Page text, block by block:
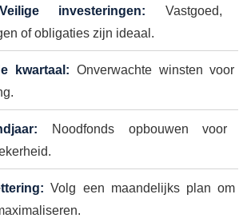
investeringen: Vastgoed,
of obligaties zijn ideaal.
kwartaal: Onverwachte winsten voor
Noodfonds opbouwen voor
Volg een maandelijks plan om